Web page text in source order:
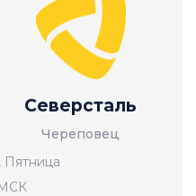
Пятница
Северсталь
Череповец